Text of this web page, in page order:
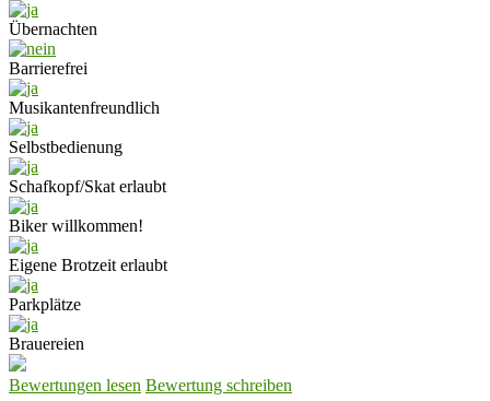
Übernachten
Barrierefrei
Musikantenfreundlich
Selbstbedienung
Schafkopf/Skat erlaubt
Biker willkommen!
Eigene Brotzeit erlaubt
Parkplätze
Brauereien
Bewertungen lesen Bewertung schreiben